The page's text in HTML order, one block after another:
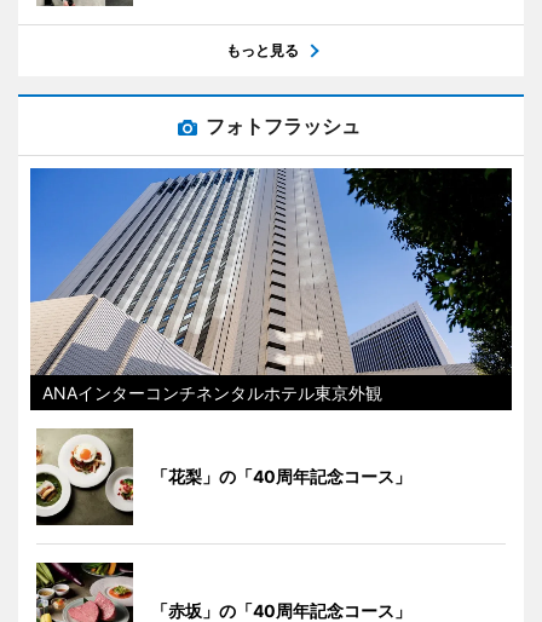
もっと見る
フォトフラッシュ
ANAインターコンチネンタルホテル東京外観
「花梨」の「40周年記念コース」
「赤坂」の「40周年記念コース」